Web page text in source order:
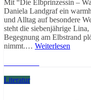
Mit “Die Elbprinzessin –
Daniela Landgraf ein
und Alltag auf besondere
steht die siebenjährige
Begegnung am Elbstrand
nimmt.… Weiterlesen
Literatur